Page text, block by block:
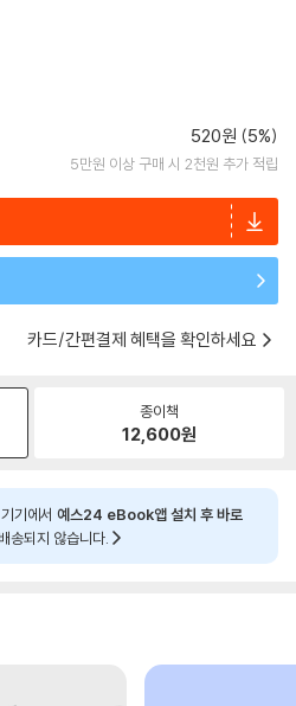
520원 (5%)
5만원 이상 구매 시 2천원 추가 적립
카드/간편결제 혜택을 확인하세요
종이책
12,600원
기에서 예스24 eBook앱 설치 후 바로
송되지 않습니다.